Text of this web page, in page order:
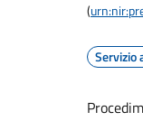
(
Servizio